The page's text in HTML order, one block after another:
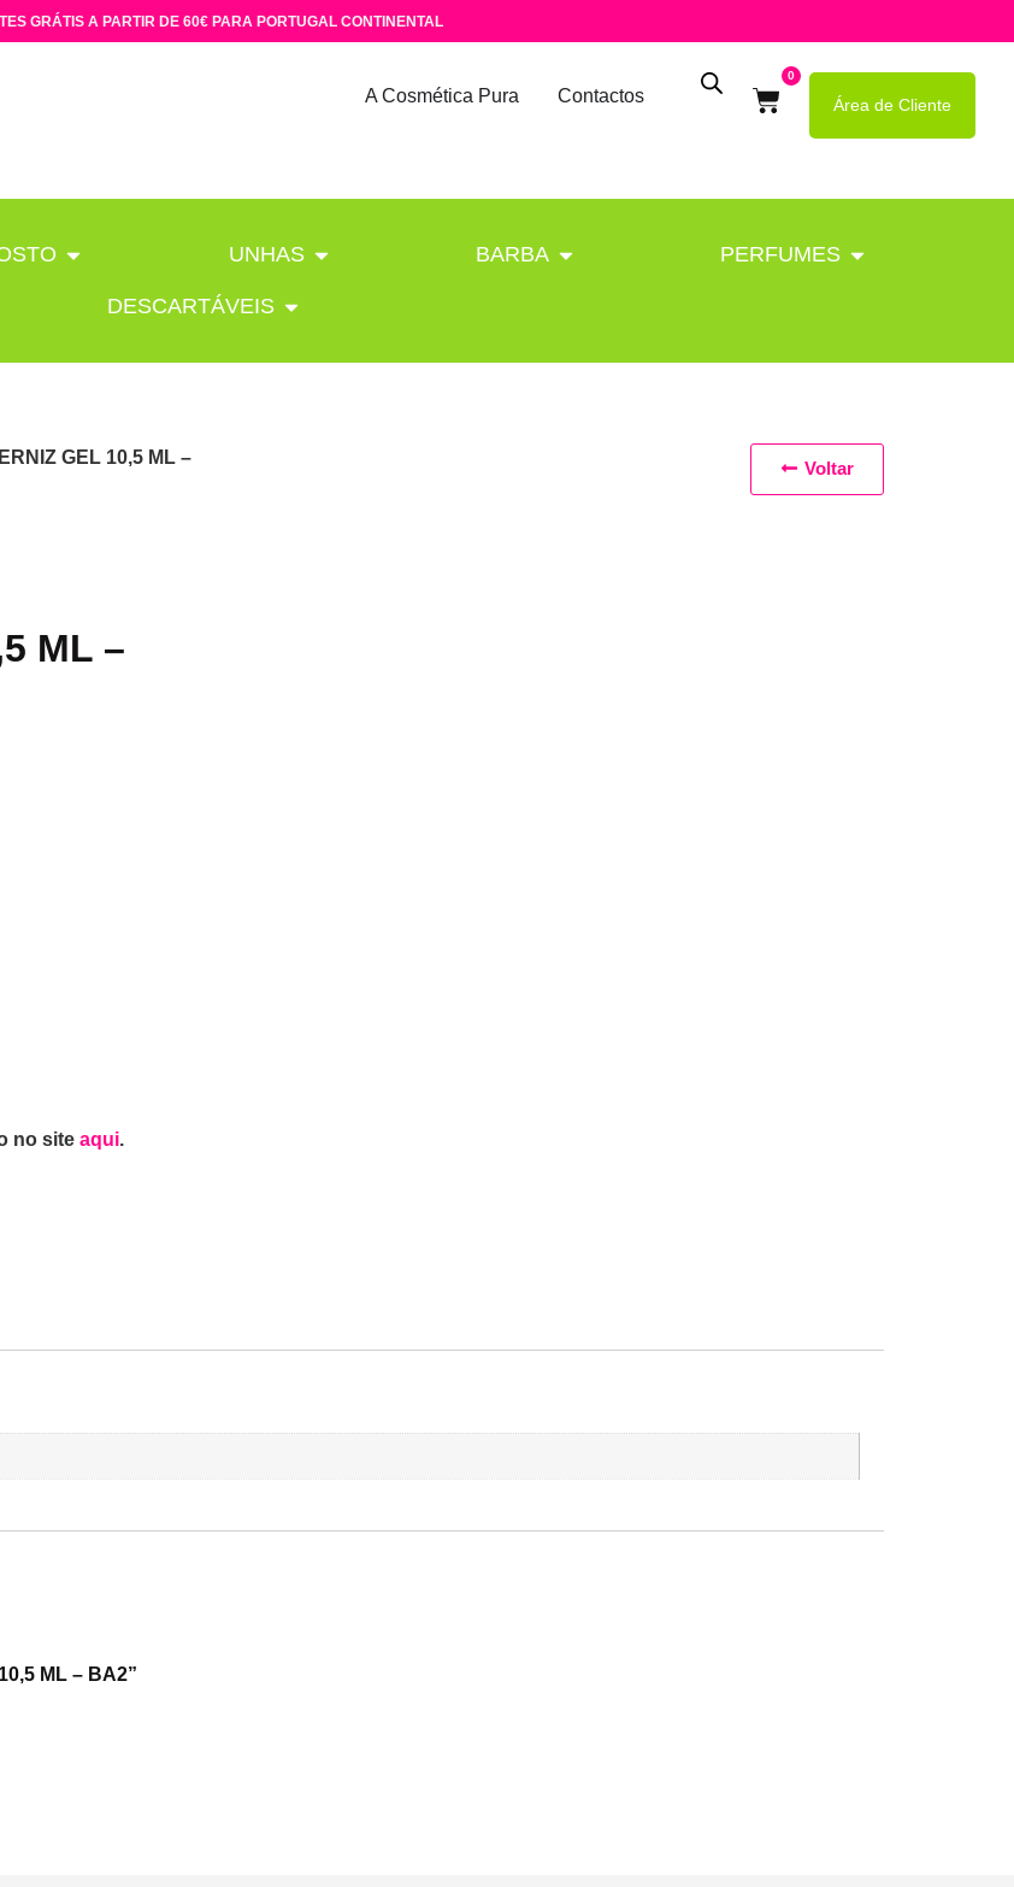
GRÁTIS A PARTIR DE 60€ PARA PORTUGAL CONTINENTAL
A Cosmética Pura Contactos
0
Área de Cliente
UNHAS BARBA PERFUMES
DESCARTÁVEIS
GEL 10,5 ML –
ML –
no site aqui.
Voltar
ML – BA2”